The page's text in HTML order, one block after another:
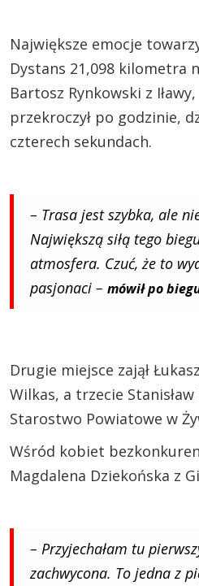
Największe emocje
Dystans 21,098 kilometra
Bartosz Rynkowski z
przekroczył po godzinie,
czterech sekundach.
– Trasa jest szybka, ale
Największą siłą tego
atmosfera. Czuć, że to
pasjonaci – mówił po
Drugie miejsce zajął
Wilkas, a trzecie
Starostwo Powiatowe w
Wśród kobiet
Magdalena Dziekońska z
– Przyjechałam tu
zachwycona. To jedna z